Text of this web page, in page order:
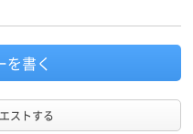
を書く
ストする